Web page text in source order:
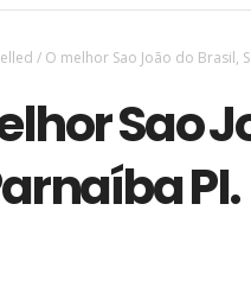
/ O melhor Sao João do Brasil,
Sao
PI.